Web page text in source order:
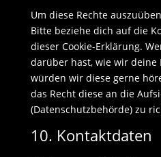
Um diese Rechte
Bitte beziehe dich auf die
dieser Cookie-Erklärung.
darüber hast, wie wir deine
würden wir diese gerne
das Recht diese an die
(Datenschutzbehörde) zu
10. Kontaktdaten